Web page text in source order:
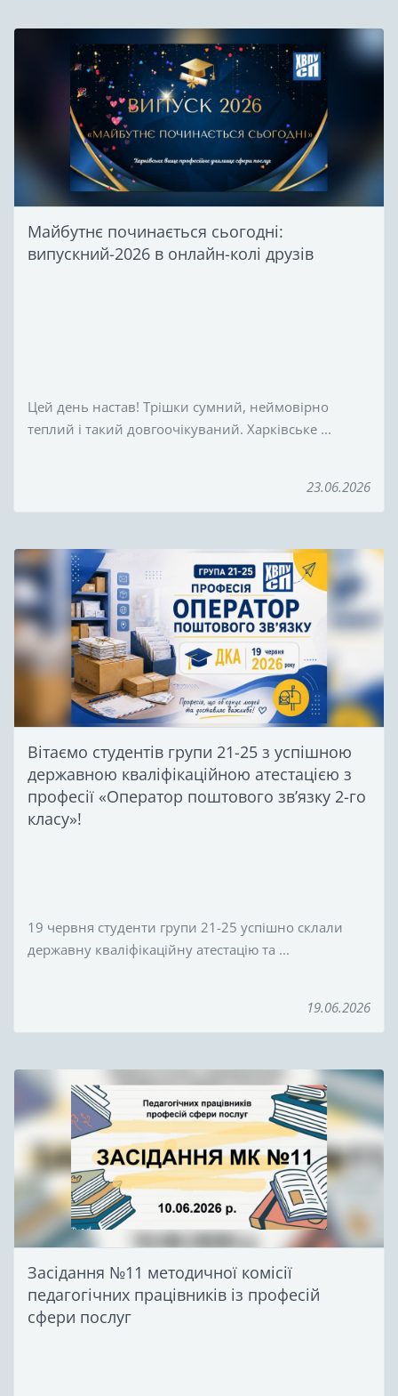
Майбутнє починається сьогодні:
випускний-2026 в онлайн-колі друзів
Цей день настав! Трішки сумний, неймовірно
теплий і такий довгоочікуваний. Харківське ...
23.06.2026
Вітаємо студентів групи 21-25 з успішною
державною кваліфікаційною атестацією з
професії «Оператор поштового зв’язку 2-го
класу»!
19 червня студенти групи 21-25 успішно склали
державну кваліфікаційну атестацію та ...
19.06.2026
Засідання №11 методичної комісії
педагогічних працівників із професій
сфери послуг